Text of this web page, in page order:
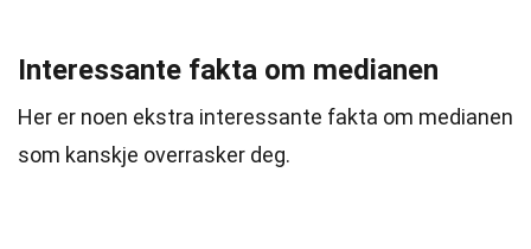
Interessante fakta om medianen
Her er noen ekstra interessante fakta om medianen
som kanskje overrasker deg.